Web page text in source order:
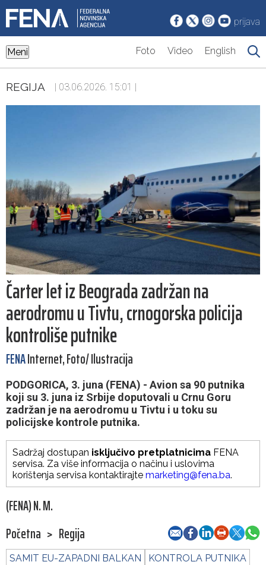
prijava
Meni Foto Video English
REGIJA | 03.06.2026. 15:01 |
Čarter let iz Beograda zadržan na
aerodromu u Tivtu, crnogorska policija
kontroliše putnike
FENAInternet, Foto/ Ilustracija
PODGORICA, 3. juna (FENA) - Avion sa 90 putnika
koji su 3. juna iz Srbije doputovali u Crnu Goru
zadržan je na aerodromu u Tivtu i u toku su
policijske kontrole putnika.
Sadržaj dostupan isključivo pretplatnicima FENA
servisa. Za više informacija o načinu i uslovima
korištenja servisa kontaktirajte marketing@fena.ba.
(FENA) N. M.
Početna > Regija
SAMIT EU-ZAPADNI BALKAN
KONTROLA PUTNIKA